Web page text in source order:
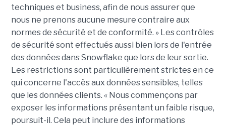
techniques et business, afin de nous assurer que
nous ne prenons aucune mesure contraire aux
normes de sécurité et de conformité. » Les contrôles
de sécurité sont effectués aussi bien lors de l'entrée
des données dans Snowflake que lors de leur sortie.
Les restrictions sont particulièrement strictes en ce
qui concerne l'accès aux données sensibles, telles
que les données clients. « Nous commençons par
exposer les informations présentant un faible risque,
poursuit-il. Cela peut inclure des informations